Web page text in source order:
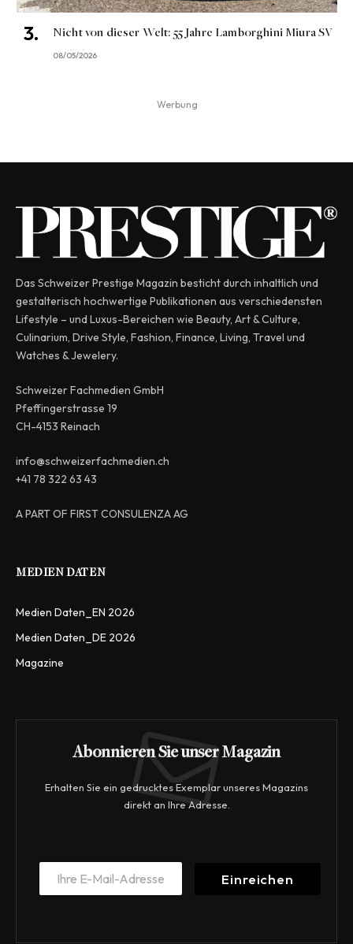
Nicht von dieser Welt: 55 Jahre Lamborghini Miura SV
08/05/2026
Werbung
Das Schweizer Prestige Magazin besticht durch inhaltlich und
gestalterisch hochwertige Publikationen aus verschiedensten
Lifestyle – und Luxus-Bereichen wie Beauty, Art & Culture,
Culinarium, Drive Style, Fashion, Finance, Living, Travel und
Watches & Jewelery.
Schweizer Fachmedien GmbH
Pfeffingerstrasse 19
CH-4153 Reinach
info@schweizerfachmedien.ch
+41 78 322 63 43
A PART OF FIRST CONSULENZA AG
MEDIEN DATEN
Medien Daten_EN 2026
Medien Daten_DE 2026
Magazine
Abonnieren Sie unser Magazin
Erhalten Sie ein gedrucktes Exemplar unseres Magazins
direkt an Ihre Adresse.
E
a
Einreichen